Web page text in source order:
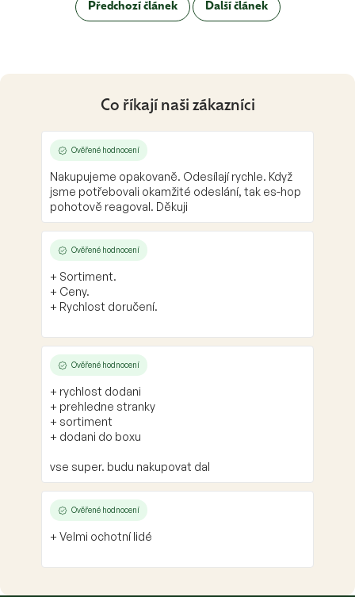
Předchozí článek Další článek
Co říkají naši zákazníci
Ověřené hodnocení
Nakupujeme opakovaně. Odesílají rychle. Když
jsme potřebovali okamžité odeslání, tak es-hop
pohotově reagoval. Děkuji
Ověřené hodnocení
+ Sortiment.
+ Ceny.
+ Rychlost doručení.
Ověřené hodnocení
+ rychlost dodani
+ prehledne stranky
+ sortiment
+ dodani do boxu
vse super. budu nakupovat dal
Ověřené hodnocení
+ Velmi ochotní lidé